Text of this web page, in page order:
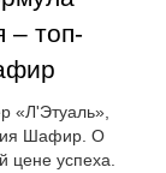
– топ-
«Л'Этуаль»,
Шафир. О
цене успеха.